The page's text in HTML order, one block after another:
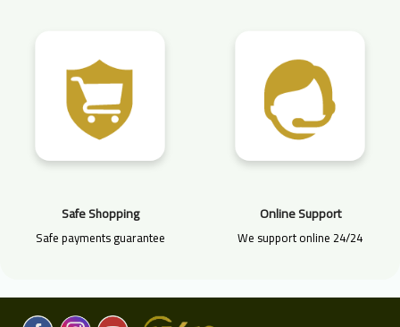
Safe Shopping
Safe payments guarantee
Online Support
We support online 24/24